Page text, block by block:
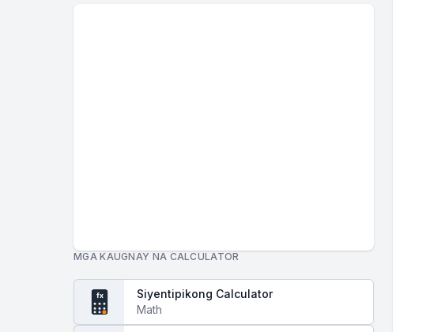
MGA KAUGNAY NA CALCULATOR
fx
Siyentipikong Calculator
Math